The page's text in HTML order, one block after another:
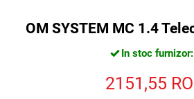
OM SYSTEM MC 1.4
In stoc
2151,55